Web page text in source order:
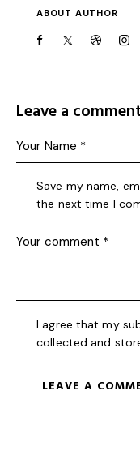
ABOUT AUTHOR
Leave a comment
Save my name,
the next time I
I agree that my
collected and